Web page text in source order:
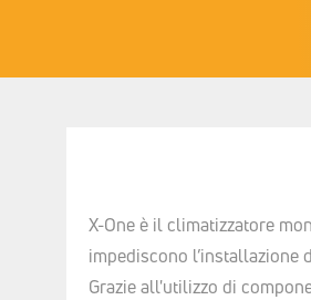
X-One è il climatizzatore
impediscono l’installazione
Grazie all'utilizzo di